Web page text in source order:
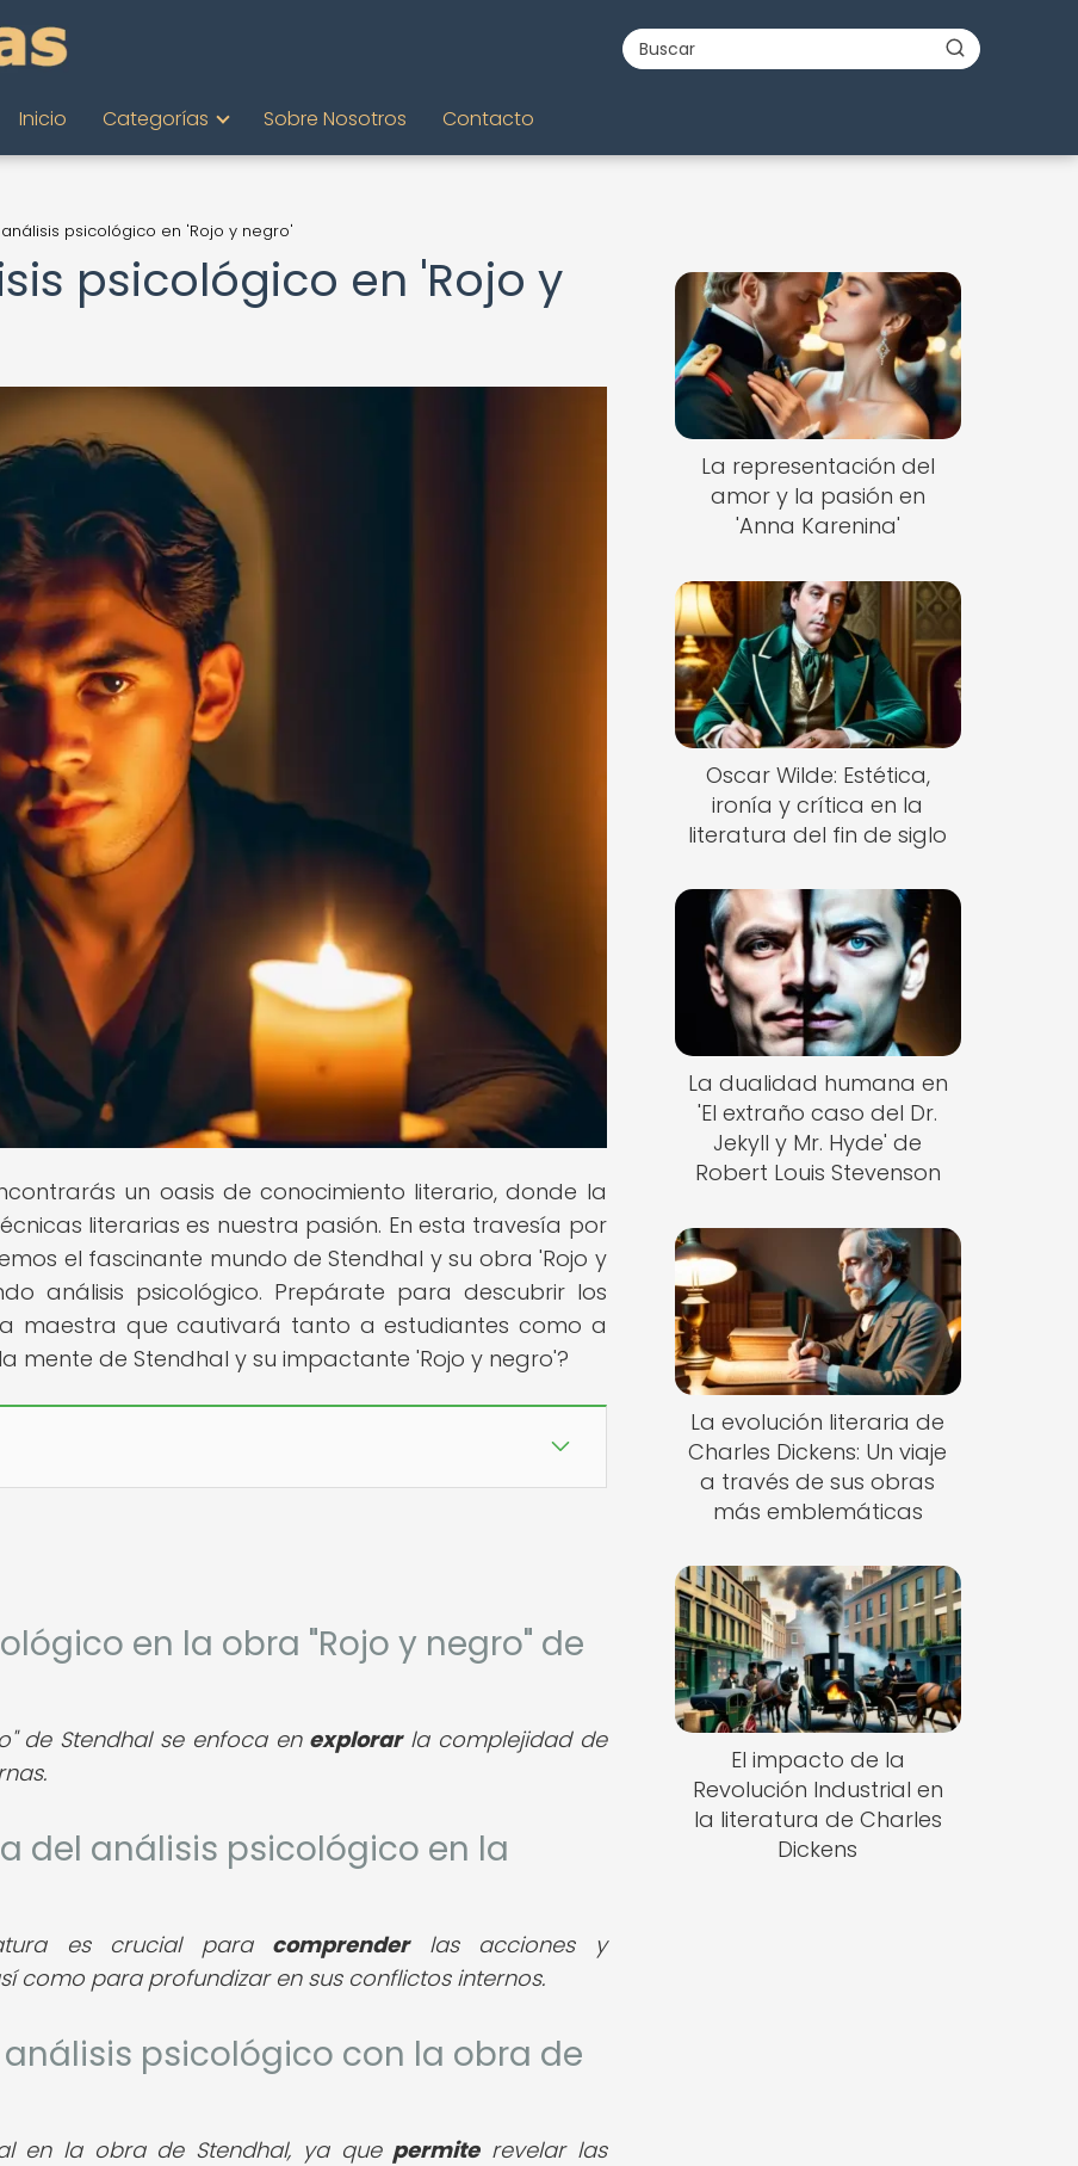
Inicio Categorías Sobre Nosotros Contacto
psicológico en 'Rojo y negro'
psicológico en 'Rojo y
un oasis de conocimiento literario, donde la
literarias es nuestra pasión. En esta travesía por
el fascinante mundo de Stendhal y su obra 'Rojo y
análisis psicológico. Prepárate para descubrir los
maestra que cautivará tanto a estudiantes como a
mente de Stendhal y su impactante 'Rojo y negro'?
en la obra "Rojo y negro" de
de Stendhal se enfoca en explorarla complejidad de
del análisis psicológico en la
es crucial para comprenderlas acciones y
como para profundizar en sus conflictos internos.
psicológico con la obra de
en la obra de Stendhal, ya que permiterevelar las
La representación del
amor y la pasión en
'Anna Karenina'
Oscar Wilde: Estética,
ironía y crítica en la
literatura del fin de siglo
La dualidad humana en
'El extraño caso del Dr.
Jekyll y Mr. Hyde' de
Robert Louis Stevenson
La evolución literaria de
Charles Dickens: Un viaje
a través de sus obras
más emblemáticas
El impacto de la
Revolución Industrial en
la literatura de Charles
Dickens